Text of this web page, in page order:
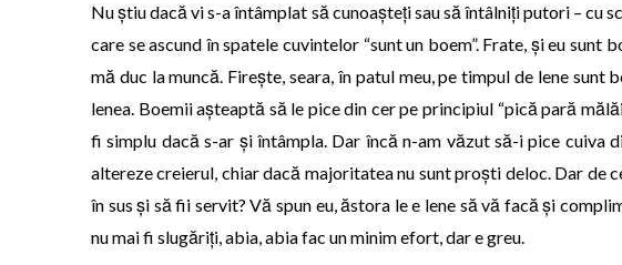
Nu știu dacă vi s-a întâmplat să cunoașteți sau să întâlniți putori – cu
care se ascund în spatele cuvintelor “sunt un boem”. Frate, și eu
mă duc la muncă. Firește, seara, în patul meu, pe timpul de lene sunt
lenea. Boemii așteaptă să le pice din cer pe principiul “pică pară
fi simplu dacă s-ar și întâmpla. Dar încă n-am văzut să-i pice cuiva
altereze creierul, chiar dacă majoritatea nu sunt proști deloc. Dar de
în sus și să fii servit? Vă spun eu, ăstora le e lene să vă facă și
nu mai fi slugăriți, abia, abia fac un minim efort, dar e greu.